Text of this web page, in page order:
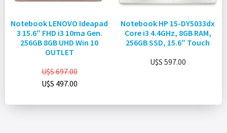
Notebook LENOVO Ideapad
3 15.6″ FHD i3 10ma Gen.
256GB 8GB UHD Win 10
OUTLET
U$S697.00
U$S 497.00
Notebook HP 15-DY5033dx
Core i3 4.4GHz, 8GB RAM,
256GB SSD, 15.6″ Touch
U$S 597.00